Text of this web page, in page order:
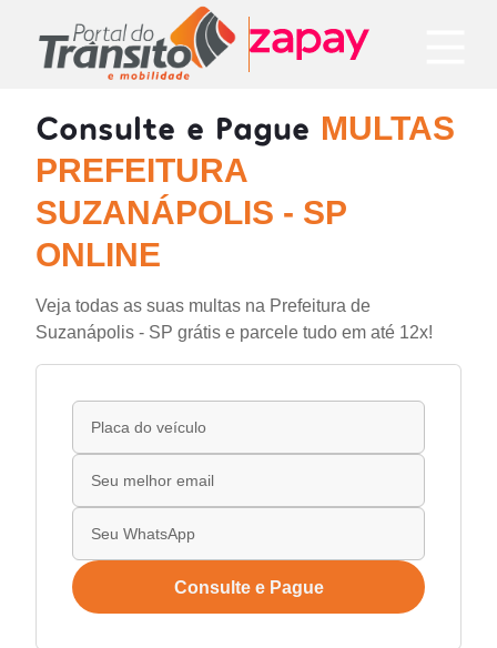
Consulte e Pague MULTAS
PREFEITURA
SUZANÁPOLIS - SP
ONLINE
Veja todas as suas multas na Prefeitura de
Suzanápolis - SP grátis e parcele tudo em até 12x!
Consulte e Pague